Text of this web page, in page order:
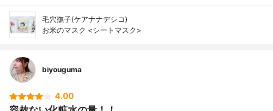
毛穴撫子(ケアナナデシコ)
お米のマスク <シートマスク>
biyouguma
4.00